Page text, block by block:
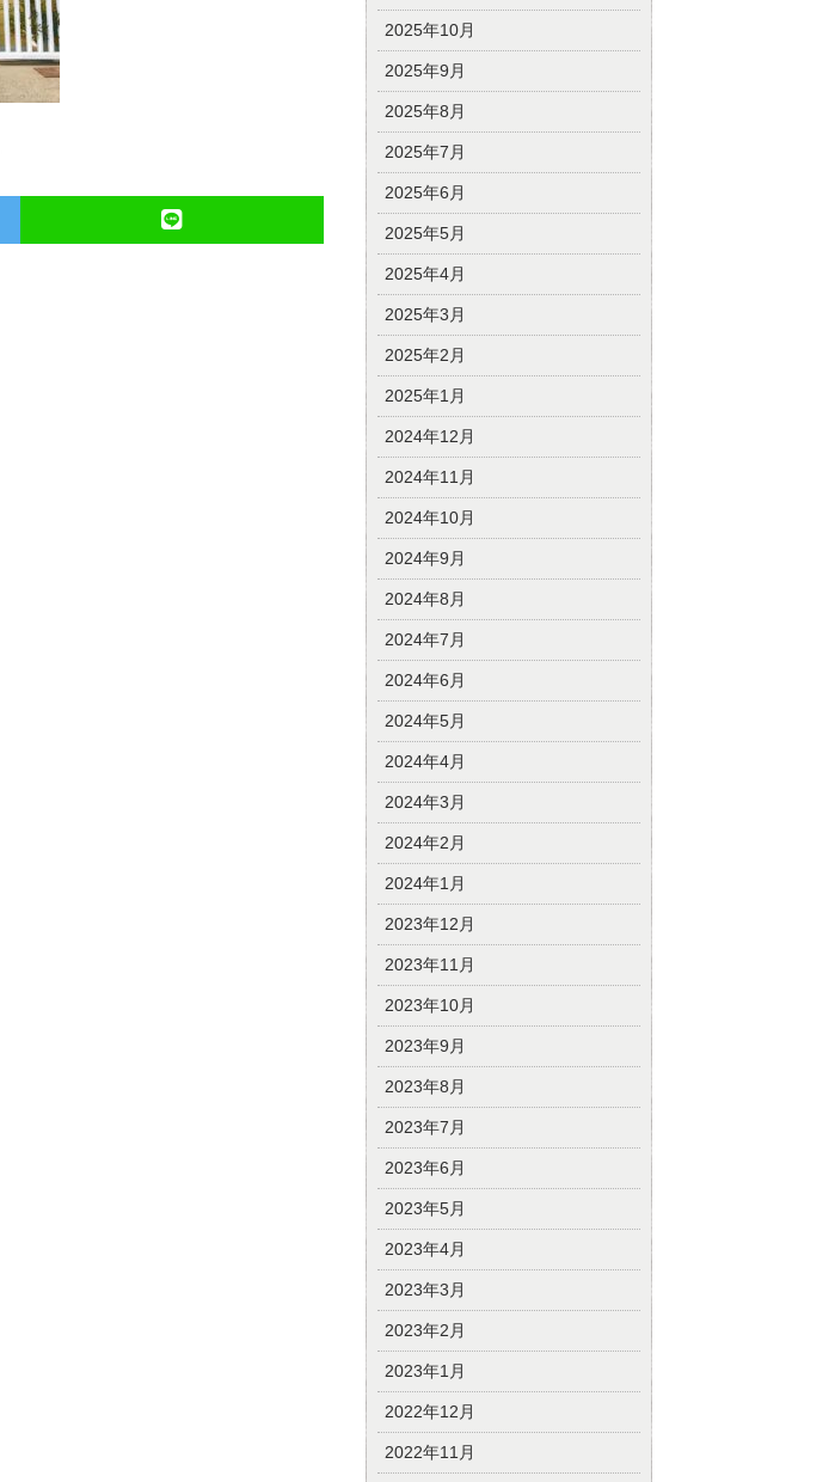
2025年10月
2025年9月
2025年8月
2025年7月
2025年6月
2025年5月
2025年4月
2025年3月
2025年2月
2025年1月
2024年12月
2024年11月
2024年10月
2024年9月
2024年8月
2024年7月
2024年6月
2024年5月
2024年4月
2024年3月
2024年2月
2024年1月
2023年12月
2023年11月
2023年10月
2023年9月
2023年8月
2023年7月
2023年6月
2023年5月
2023年4月
2023年3月
2023年2月
2023年1月
2022年12月
2022年11月